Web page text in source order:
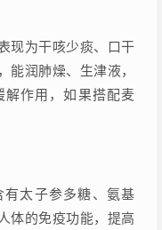
现为干咳少痰、口干
能润肺燥、生津液，
解作用，如果搭配麦
太子参多糖、氨基
体的免疫功能，提高